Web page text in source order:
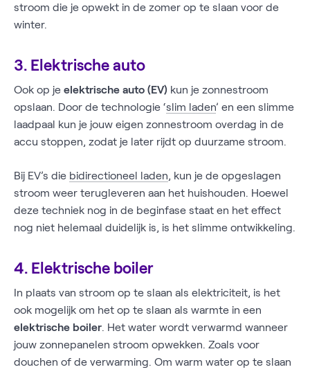
stroom die je opwekt in de zomer op te slaan voor de
winter.
3. Elektrische auto
Ook op je elektrische auto (EV) kun je zonnestroom
opslaan. Door de technologie ‘slim laden’ en een slimme
laadpaal kun je jouw eigen zonnestroom overdag in de
accu stoppen, zodat je later rijdt op duurzame stroom.
Bij EV’s die bidirectioneel laden, kun je de opgeslagen
stroom weer terugleveren aan het huishouden. Hoewel
deze techniek nog in de beginfase staat en het effect
nog niet helemaal duidelijk is, is het slimme ontwikkeling.
4. Elektrische boiler
In plaats van stroom op te slaan als elektriciteit, is het
ook mogelijk om het op te slaan als warmte in een
elektrische boiler. Het water wordt verwarmd wanneer
jouw zonnepanelen stroom opwekken. Zoals voor
douchen of de verwarming. Om warm water op te slaan